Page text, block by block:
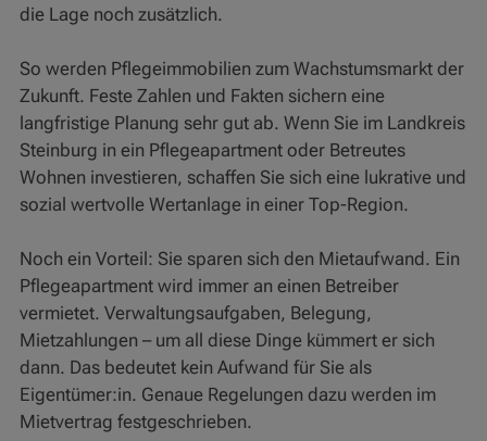
die Lage noch zusätzlich.
So werden Pflegeimmobilien zum Wachstumsmarkt der
Zukunft. Feste Zahlen und Fakten sichern eine
langfristige Planung sehr gut ab. Wenn Sie im Landkreis
Steinburg in ein Pflegeapartment oder Betreutes
Wohnen investieren, schaffen Sie sich eine lukrative und
sozial wertvolle Wertanlage in einer Top-Region.
Noch ein Vorteil: Sie sparen sich den Mietaufwand. Ein
Pflegeapartment wird immer an einen Betreiber
vermietet. Verwaltungsaufgaben, Belegung,
Mietzahlungen – um all diese Dinge kümmert er sich
dann. Das bedeutet kein Aufwand für Sie als
Eigentümer:in. Genaue Regelungen dazu werden im
Mietvertrag festgeschrieben.